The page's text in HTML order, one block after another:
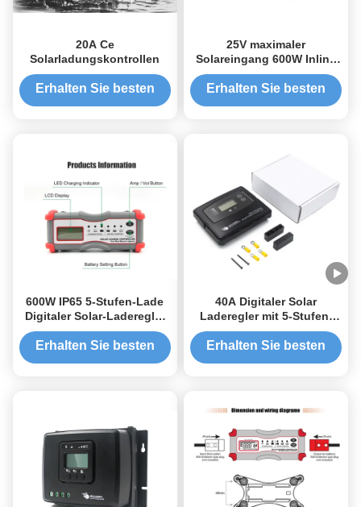
20A Ce
Solarladungskontrollen
Erhalten Sie besten
25V maximaler
Solareingang 600W Inline
Digital PWM Solar
Laderegler mit LCD-
Erhalten Sie besten
600W IP65 5-Stufen-Lade
Digitaler Solar-Laderegler
PWM Solar System
Laderegler
Erhalten Sie besten
40A Digitaler Solar
Laderegler mit 5-Stufen-
Ladung, IP22-zertifiziert
und 760W @ 12V
Erhalten Sie besten